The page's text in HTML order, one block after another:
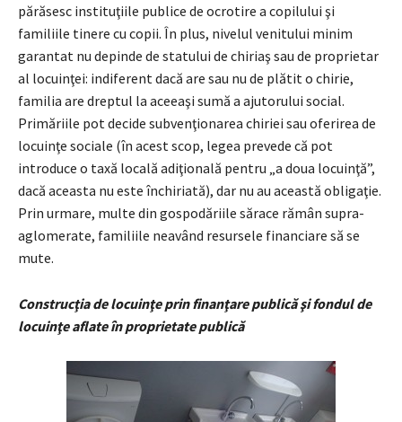
părăsesc instituţiile publice de ocrotire a copilului şi
familiile tinere cu copii. În plus, nivelul venitului minim
garantat nu depinde de statului de chiriaş sau de proprietar
al locuinţei: indiferent dacă are sau nu de plătit o chirie,
familia are dreptul la aceeaşi sumă a ajutorului social.
Primăriile pot decide subvenţionarea chiriei sau oferirea de
locuinţe sociale (în acest scop, legea prevede că pot
introduce o taxă locală adiţională pentru „a doua locuinţă”,
dacă aceasta nu este închiriată), dar nu au această obligaţie.
Prin urmare, multe din gospodăriile sărace rămân supra-
aglomerate, familiile neavând resursele financiare să se
mute.
Construcţia de locuinţe prin finanţare publică şi fondul de
locuinţe aflate în proprietate publică